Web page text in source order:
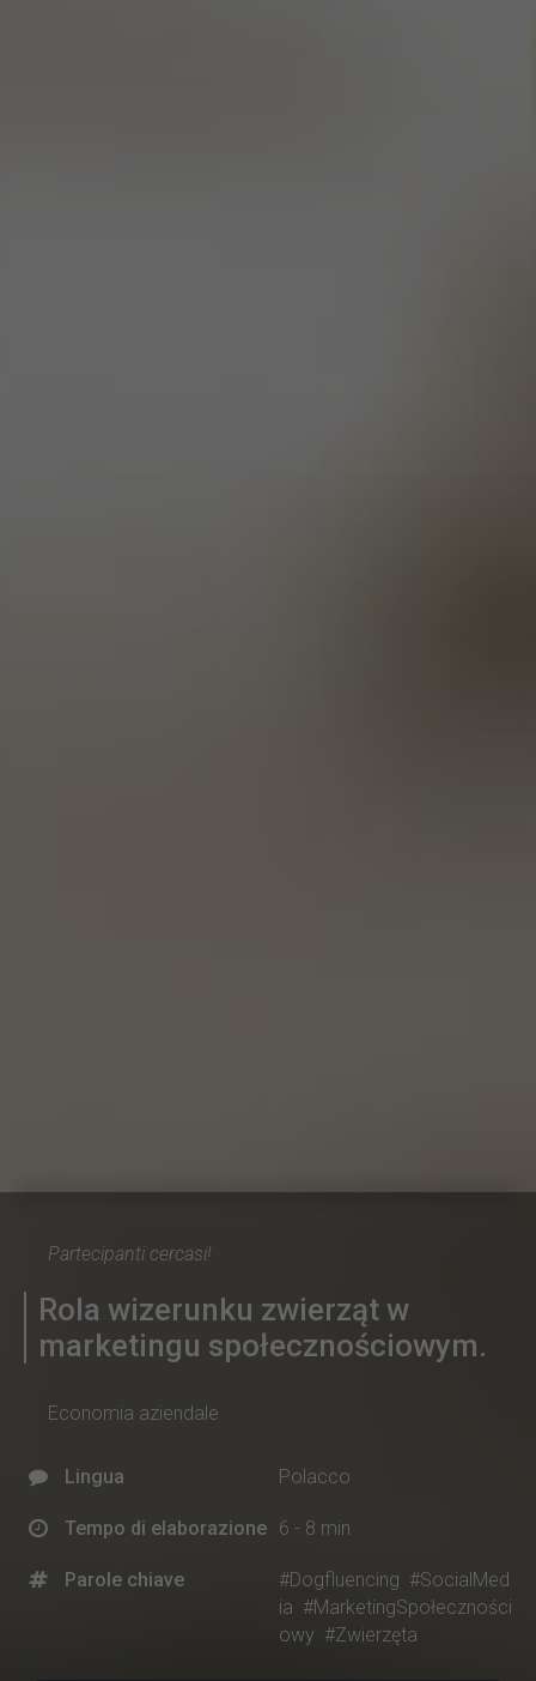
Partecipanti cercasi!
Rola wizerunku zwierząt w
marketingu społecznościowym.
Economia aziendale
Lingua Polacco
Tempo di elaborazione 6 - 8 min
Parole chiave #Dogfluencing #SocialMed
ia #MarketingSpołeczności
owy #Zwierzęta